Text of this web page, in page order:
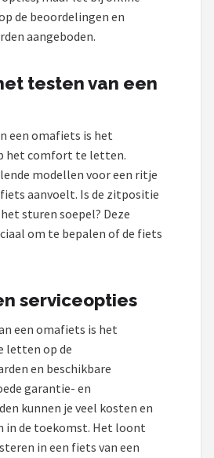
de beoordelingen en
aangeboden.
testen van een
een omafiets is het
het comfort te letten.
modellen voor een ritje
aanvoelt. Is de zitpositie
sturen soepel? Deze
om te bepalen of de fiets
serviceopties
een omafiets is het
letten op de
en beschikbare
garantie- en
kunnen je veel kosten en
in de toekomst. Het loont
in een fiets van een